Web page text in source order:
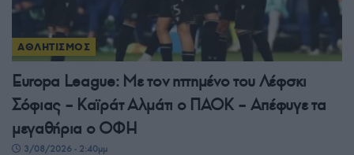
ΑΘΛΗΤΙΣΜΟΣ
Europa League: Με τον ηττημένο του Λέφσκι
Σόφιας – Καϊράτ Αλμάτι ο ΠΑΟΚ – Απέφυγε τα
μεγαθήρια ο ΟΦΗ
3/08/2026 - 2:40μμ